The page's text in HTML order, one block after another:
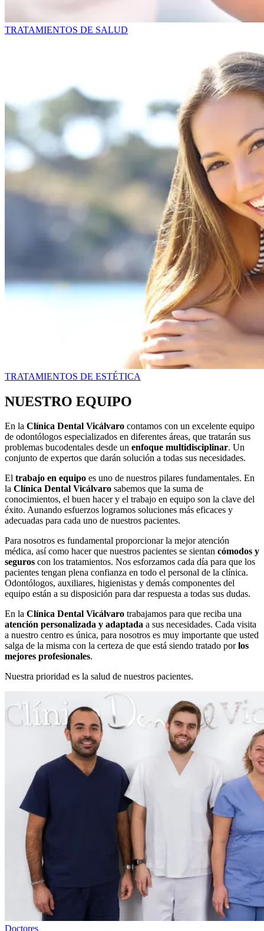
TRATAMIENTOS DE SALUD
TRATAMIENTOS DE ESTÉTICA
NUESTRO EQUIPO
En la Clínica Dental Vicálvaro contamos con un excelente equipo
de odontólogos especializados en diferentes áreas, que tratarán sus
problemas bucodentales desde un enfoque multidisciplinar. Un
conjunto de expertos que darán solución a todas sus necesidades.
El trabajo en equipo es uno de nuestros pilares fundamentales. En
la Clínica Dental Vicálvaro sabemos que la suma de
conocimientos, el buen hacer y el trabajo en equipo son la clave del
éxito. Aunando esfuerzos logramos soluciones más eficaces y
adecuadas para cada uno de nuestros pacientes.
Para nosotros es fundamental proporcionar la mejor atención
médica, así como hacer que nuestros pacientes se sientan cómodos y
seguros con los tratamientos. Nos esforzamos cada día para que los
pacientes tengan plena confianza en todo el personal de la clínica.
Odontólogos, auxiliares, higienistas y demás componentes del
equipo están a su disposición para dar respuesta a todas sus dudas.
En la Clínica Dental Vicálvaro trabajamos para que reciba una
atención personalizada y adaptada a sus necesidades. Cada visita
a nuestro centro es única, para nosotros es muy importante que usted
salga de la misma con la certeza de que está siendo tratado porlos
mejores profesionales.
Nuestra prioridad es la salud de nuestros pacientes.
Doctores